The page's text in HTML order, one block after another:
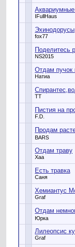
IFullHaus
fox77
Поделитесь
NS2015
Отдам пучок
Натиа
TT
Пистия на
F.D.
Продам
BARS
Отдам траву
Xaa
Есть травка
Саня
Хемиантус
Graf
Отдам
Юрка
Лилеопсис
Graf